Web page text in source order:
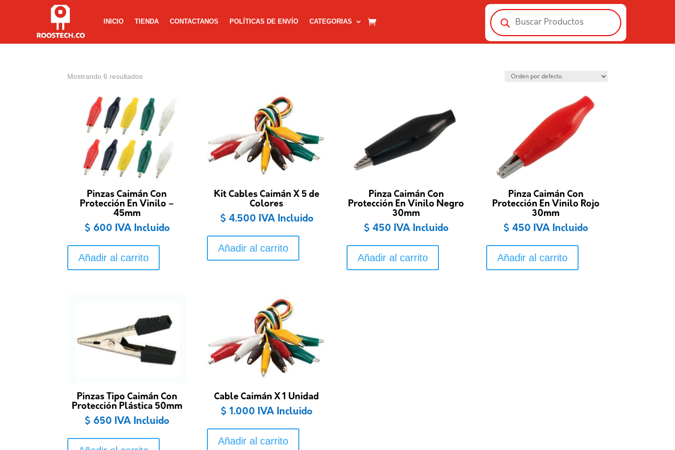
INICIO TIENDA CONTACTANOS POLÍTICAS DE ENVÍO CATEGORIAS
Búsqueda
de
productos
Mostrando 6 resultados
Pinzas Caimán Con
Protección En Vinilo –
45mm
$ 600 IVA Incluido
Añadir al carrito
Kit Cables Caimán X 5 de
Colores
$ 4.500 IVA Incluido
Añadir al carrito
Pinza Caimán Con
Protección En Vinilo Negro
30mm
$ 450 IVA Incluido
Añadir al carrito
Pinza Caimán Con
Protección En Vinilo Rojo
30mm
$ 450 IVA Incluido
Añadir al carrito
Pinzas Tipo Caimán Con
Protección Plástica 50mm
$ 650 IVA Incluido
Cable Caimán X 1 Unidad
$ 1.000 IVA Incluido
Añadir al carrito